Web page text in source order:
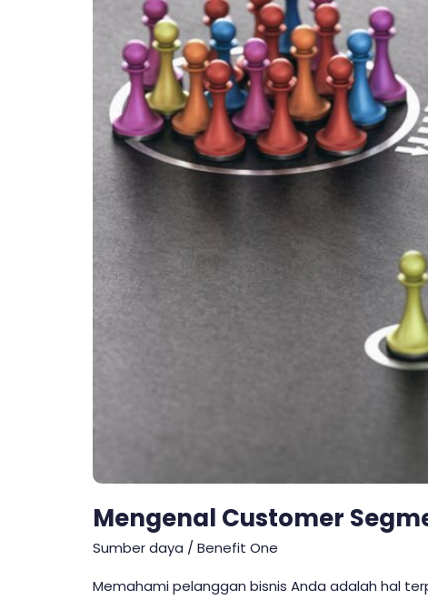
Mengenal Customer
Sumber daya / Benefit One
Memahami pelanggan bisnis Anda adalah hal